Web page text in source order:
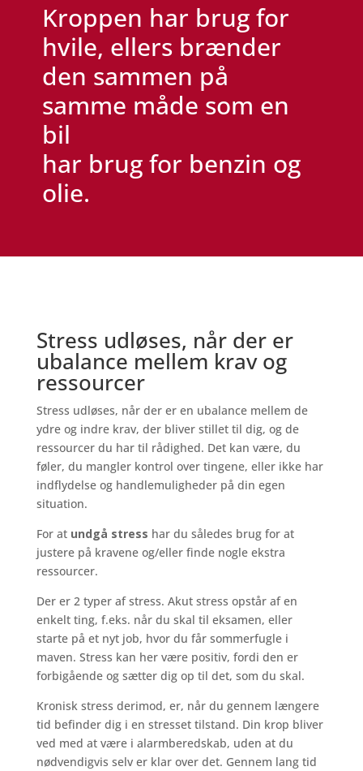
Kroppen har brug for
hvile, ellers brænder
den sammen på
samme måde som en
bil
har brug for benzin og
olie.
Stress udløses, når der er
ubalance mellem krav og
ressourcer
Stress udløses, når der er en ubalance mellem de
ydre og indre krav, der bliver stillet til dig, og de
ressourcer du har til rådighed. Det kan være, du
føler, du mangler kontrol over tingene, eller ikke har
indflydelse og handlemuligheder på din egen
situation.
For at undgå stress har du således brug for at
justere på kravene og/eller finde nogle ekstra
ressourcer.
Der er 2 typer af stress. Akut stress opstår af en
enkelt ting, f.eks. når du skal til eksamen, eller
starte på et nyt job, hvor du får sommerfugle i
maven. Stress kan her være positiv, fordi den er
forbigående og sætter dig op til det, som du skal.
Kronisk stress derimod, er, når du gennem længere
tid befinder dig i en stresset tilstand. Din krop bliver
ved med at være i alarmberedskab, uden at du
nødvendigvis selv er klar over det. Gennem lang tid